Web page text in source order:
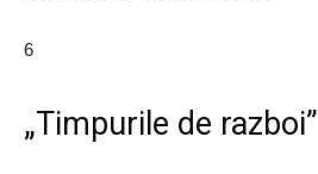
6
„Timpurile de razboi”